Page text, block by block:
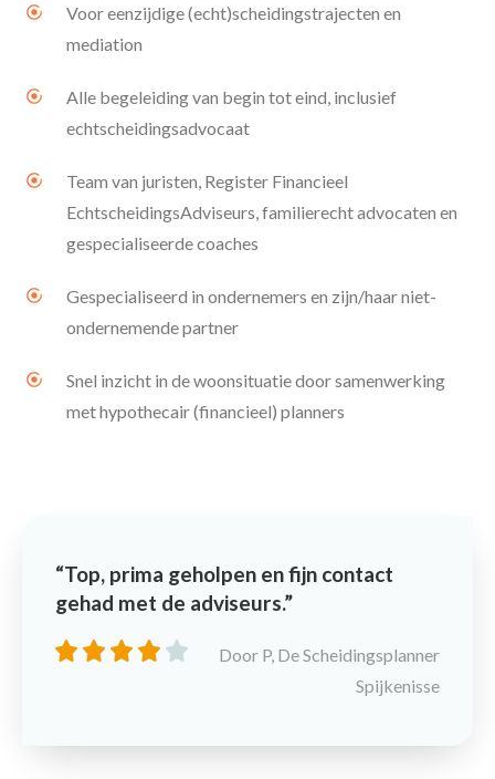
Voor eenzijdige (echt)scheidingstrajecten en
mediation
Alle begeleiding van begin tot eind, inclusief
echtscheidingsadvocaat
Team van juristen, Register Financieel
EchtscheidingsAdviseurs, familierecht advocaten en
gespecialiseerde coaches
Gespecialiseerd in ondernemers en zijn/haar niet-
ondernemende partner
Snel inzicht in de woonsituatie door samenwerking
met hypothecair (financieel) planners
Top, prima geholpen en fijn contact
gehad met de adviseurs.
Door P, De Scheidingsplanner
Spijkenisse